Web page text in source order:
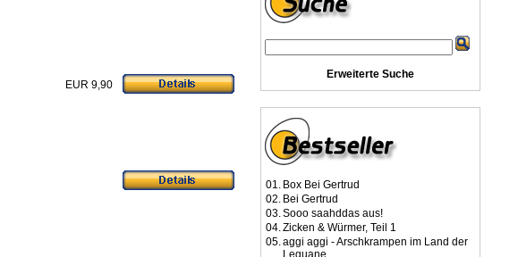
EUR 9,90
Erweiterte Suche
01. Box Bei Gertrud
02. Bei Gertrud
03.Sooo saahddas aus!
04.Zicken & Würmer, Teil 1
05.aggi aggi - Arschkrampen im Land der
Leguane